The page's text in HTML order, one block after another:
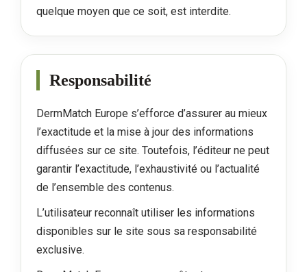
quelque moyen que ce soit, est interdite.
Responsabilité
DermMatch Europe s’efforce d’assurer au mieux
l’exactitude et la mise à jour des informations
diffusées sur ce site. Toutefois, l’éditeur ne peut
garantir l’exactitude, l’exhaustivité ou l’actualité
de l’ensemble des contenus.
L’utilisateur reconnaît utiliser les informations
disponibles sur le site sous sa responsabilité
exclusive.